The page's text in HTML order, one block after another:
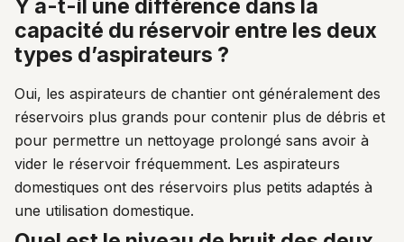
y a-t-il une différence dans la
capacité du réservoir entre les deux
types d’aspirateurs ?
Oui, les aspirateurs de chantier ont généralement des
réservoirs plus grands pour contenir plus de débris et
pour permettre un nettoyage prolongé sans avoir à
vider le réservoir fréquemment. Les aspirateurs
domestiques ont des réservoirs plus petits adaptés à
une utilisation domestique.